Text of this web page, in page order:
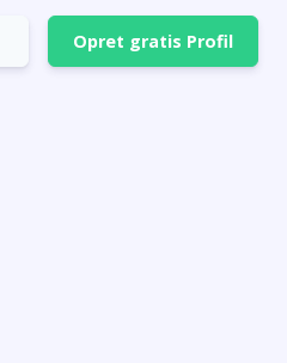
Opret gratis Profil